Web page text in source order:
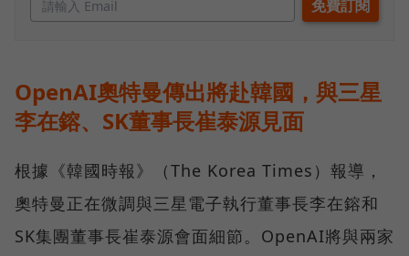
OpenAI奧特曼傳出將赴韓國，與三星
李在鎔、SK董事長崔泰源見面
根據《韓國時報》（The Korea Times）報導，
奧特曼正在微調與三星電子執行董事長李在鎔和
SK集團董事長崔泰源會面細節。OpenAI將與兩家